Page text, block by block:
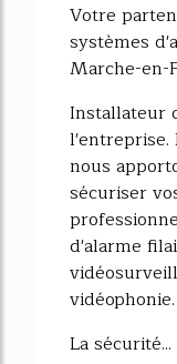
Votre
systèmes
Marche-en-
Installateur
l'entreprise.
nous
sécuriser
d'alarme
vidéophonie.
La sécurité...